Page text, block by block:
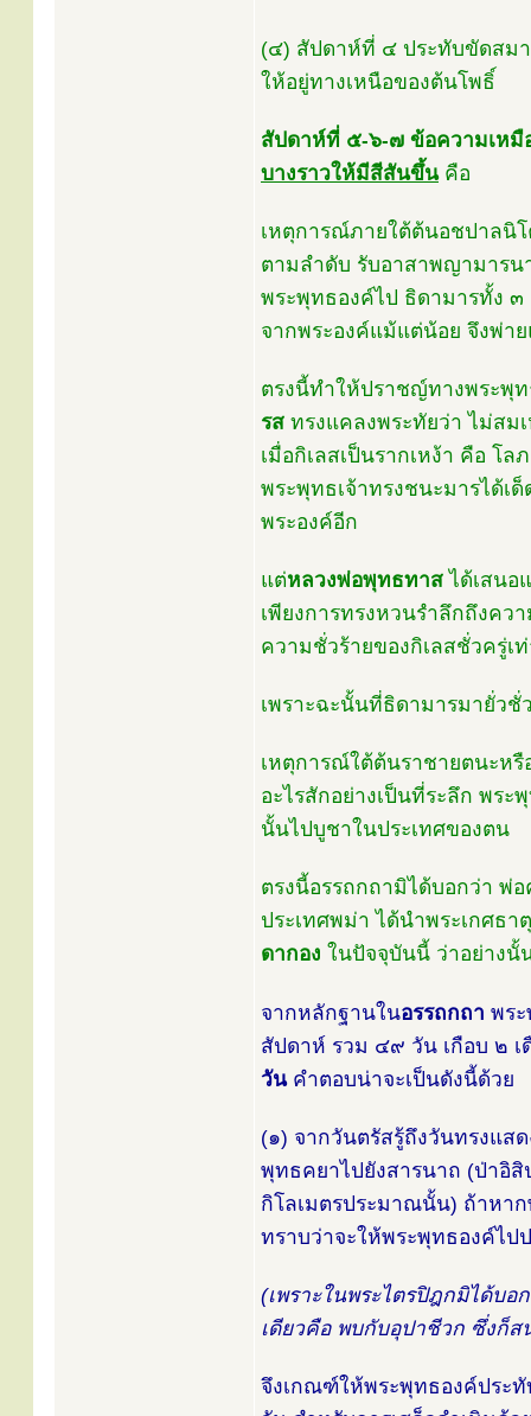
(๔) สัปดาห์ที่ ๔ ประทับขัดสม
ให้อยู่ทางเหนือของต้นโพธิ์
สัปดาห์ที่ ๕-๖-๗ ข้อความเหมื
บางราวให้มีสีสันขึ้นคือ
เหตุการณ์ภายใต้ต้นอชปาลนิ
ตามลำดับ รับอาสาพญามาร
พระพุทธองค์ไป ธิดามารทั้ง ๓
จากพระองค์แม้แต่น้อย จึงพ่า
ตรงนี้ทำให้ปราชญ์ทางพระพุ
รส ทรงแคลงพระทัยว่า ไม่ส
เมื่อกิเลสเป็นรากเหง้า คือ โ
พระพุทธเจ้าทรงชนะมารได้เ
พระองค์อีก
แต่หลวงพ่อพุทธทาส ได้เสนอ
เพียงการทรงหวนรำลึกถึงคว
ความชั่วร้ายของกิเลสชั่วครู่เ
เพราะฉะนั้นที่ธิดามารมายั่ว
เหตุการณ์ใต้ต้นราชายตนะห
อะไรสักอย่างเป็นที่ระลึก พระ
นั้นไปบูชาในประเทศของตน
ตรงนี้อรรถกถามิได้บอกว่า พ่
ประเทศพม่า ได้นำพระเกศธ
ดากอง ในปัจจุบันนี้ ว่าอย่างนั้
จากหลักฐานในอรรถกถา พร
สัปดาห์ รวม ๔๙ วัน เกือบ ๒ เ
วันคำตอบน่าจะเป็นดังนี้ด้วย
(๑) จากวันตรัสรู้ถึงวันทรงแสด
พุทธคยาไปยังสารนาถ (ป่าอิ
กิโลเมตรประมาณนั้น) ถ้าหา
ทราบว่าจะให้พระพุทธองค์ไป
(เพราะในพระไตรปิฎกมิได้บอ
เดียวคือ พบกับอุปาชีวก ซึ่งก็ส
จึงเกณฑ์ให้พระพุทธองค์ประ